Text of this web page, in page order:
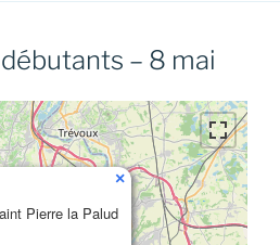
– 8 mai
Pierre la Palud
×